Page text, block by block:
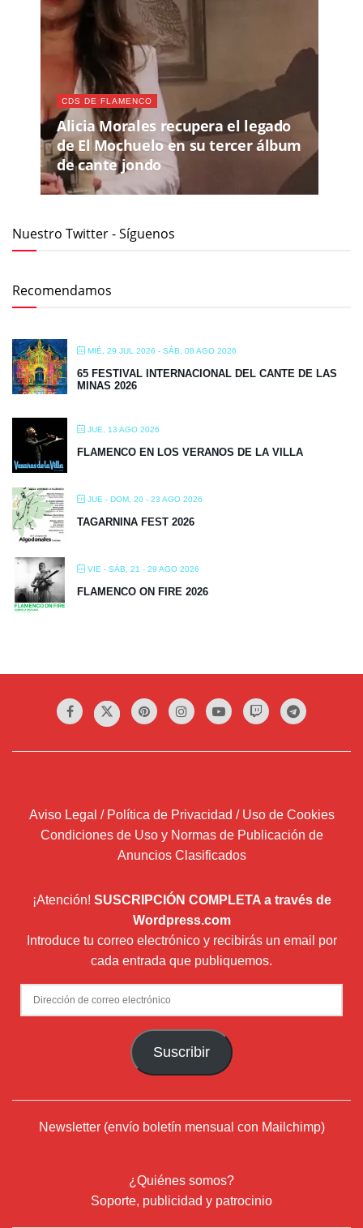
CDS DE FLAMENCO
Alicia Morales recupera el legado
de El Mochuelo en su tercer álbum
de cante jondo
Nuestro Twitter - Síguenos
Recomendamos
MIÉ, 29 JUL 2026 - SÁB, 08 AGO 2026
65 FESTIVAL INTERNACIONAL DEL CANTE DE LAS
MINAS 2026
JUE, 13 AGO 2026
FLAMENCO EN LOS VERANOS DE LA VILLA
JUE - DOM, 20 - 23 AGO 2026
TAGARNINA FEST 2026
VIE - SÁB, 21 - 29 AGO 2026
FLAMENCO ON FIRE 2026
Aviso Legal / Política de Privacidad / Uso de Cookies
Condiciones de Uso y Normas de Publicación de
Anuncios Clasificados
¡Atención! SUSCRIPCIÓN COMPLETA a través de
Wordpress.com
Introduce tu correo electrónico y recibirás un email por
cada entrada que publiquemos.
Dirección
de
Suscribir
Newsletter (envío boletín mensual con Mailchimp)
¿Quiénes somos?
Soporte, publicidad y patrocinio